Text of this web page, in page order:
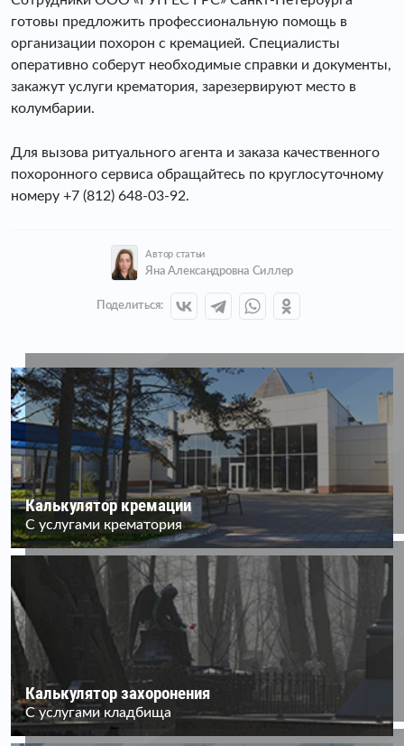
готовы предложить профессиональную помощь в
организации похорон с кремацией. Специалисты
оперативно соберут необходимые справки и документы,
закажут услуги крематория, зарезервируют место в
колумбарии.
Для вызова ритуального агента и заказа качественного
похоронного сервиса обращайтесь по круглосуточному
номеру +7 (812) 648-03-92.
Автор статьи
Яна Александровна Силлер
Поделиться:
Калькулятор кремации
С услугами крематория
Калькулятор захоронения
С услугами кладбища